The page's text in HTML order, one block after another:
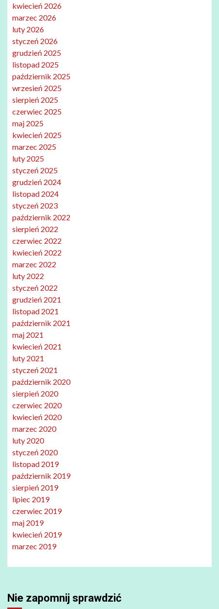
kwiecień 2026
marzec 2026
luty 2026
styczeń 2026
grudzień 2025
listopad 2025
październik 2025
wrzesień 2025
sierpień 2025
czerwiec 2025
maj 2025
kwiecień 2025
marzec 2025
luty 2025
styczeń 2025
grudzień 2024
listopad 2024
styczeń 2023
październik 2022
sierpień 2022
czerwiec 2022
kwiecień 2022
marzec 2022
luty 2022
styczeń 2022
grudzień 2021
listopad 2021
październik 2021
maj 2021
kwiecień 2021
luty 2021
styczeń 2021
październik 2020
sierpień 2020
czerwiec 2020
kwiecień 2020
marzec 2020
luty 2020
styczeń 2020
listopad 2019
październik 2019
sierpień 2019
lipiec 2019
czerwiec 2019
maj 2019
kwiecień 2019
marzec 2019
Nie zapomnij sprawdzić